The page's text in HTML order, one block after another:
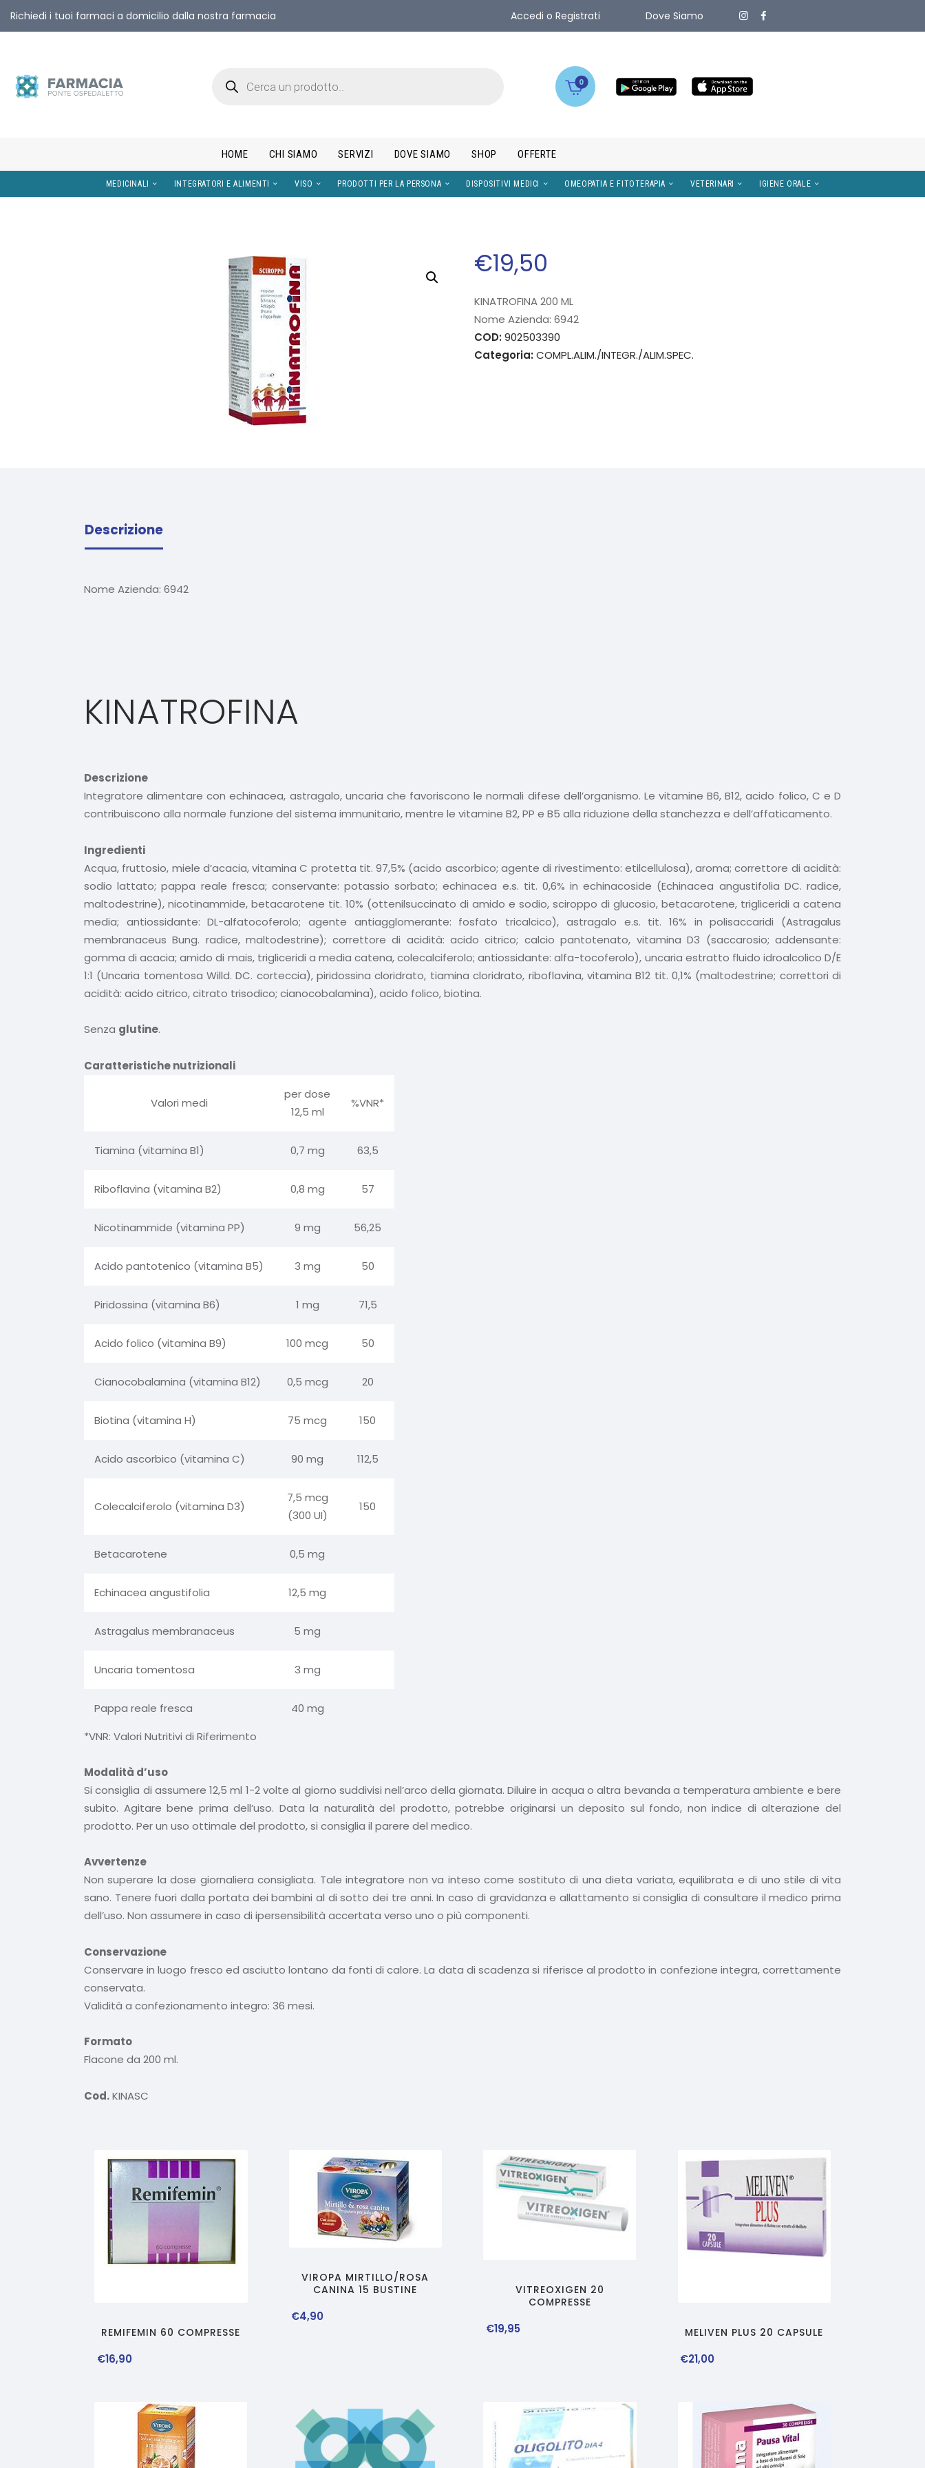
Richiedi i tuoi farmaci a domicilio dalla nostra farmacia Accedi o Registrati Dove Siamo
0
HOME CHI SIAMO SERVIZI DOVE SIAMO SHOP OFFERTE
€19,50
KINATROFINA 200 ML
Nome Azienda:6942
COD:902503390
Categoria:COMPL.ALIM./INTEGR./ALIM.SPEC.
Descrizione
Nome Azienda: 6942
KINATROFINA
Descrizione
Integratore alimentare con echinacea, astragalo, uncaria che favoriscono le normali difese dell’organismo. Le vitamine B6, B12, acido folico, C e D
contribuiscono alla normale funzione del sistema immunitario, mentre le vitamine B2, PP e B5 alla riduzione della stanchezza e dell’affaticamento.
Ingredienti
Acqua, fruttosio, miele d’acacia, vitamina C protetta tit. 97,5% (acido ascorbico; agente di rivestimento: etilcellulosa), aroma; correttore di acidità:
sodio lattato; pappa reale fresca; conservante: potassio sorbato; echinacea e.s. tit. 0,6% in echinacoside (Echinacea angustifolia DC. radice,
maltodestrine), nicotinammide, betacarotene tit. 10% (ottenilsuccinato di amido e sodio, sciroppo di glucosio, betacarotene, trigliceridi a catena
media; antiossidante: DL-alfatocoferolo; agente antiagglomerante: fosfato tricalcico), astragalo e.s. tit. 16% in polisaccaridi (Astragalus
membranaceus Bung. radice, maltodestrine); correttore di acidità: acido citrico; calcio pantotenato, vitamina D3 (saccarosio; addensante:
gomma di acacia; amido di mais, trigliceridi a media catena, colecalciferolo; antiossidante: alfa-tocoferolo), uncaria estratto fluido idroalcolico D/E
1:1 (Uncaria tomentosa Willd. DC. corteccia), piridossina cloridrato, tiamina cloridrato, riboflavina, vitamina B12 tit. 0,1% (maltodestrine; correttori di
acidità: acido citrico, citrato trisodico; cianocobalamina), acido folico, biotina.
Senza glutine.
Caratteristiche nutrizionali
Valori medi
per dose
12,5 ml
%VNR*
Tiamina (vitamina B1) 0,7 mg 63,5
Riboflavina (vitamina B2) 0,8 mg 57
Nicotinammide (vitamina PP) 9 mg 56,25
Acido pantotenico (vitamina B5) 3 mg 50
Piridossina (vitamina B6) 1 mg 71,5
Acido folico (vitamina B9) 100 mcg 50
Cianocobalamina (vitamina B12) 0,5 mcg 20
Biotina (vitamina H) 75 mcg 150
Acido ascorbico (vitamina C) 90 mg 112,5
Colecalciferolo (vitamina D3)
7,5 mcg
(300 UI)
150
Betacarotene 0,5 mg
Echinacea angustifolia 12,5 mg
Astragalus membranaceus 5 mg
Uncaria tomentosa 3 mg
Pappa reale fresca
40 mg
*VNR: Valori Nutritivi di Riferimento
Modalità d’uso
Si consiglia di assumere 12,5 ml 1-2 volte al giorno suddivisi nell’arco della giornata. Diluire in acqua o altra bevanda a temperatura ambiente e bere
subito. Agitare bene prima dell’uso. Data la naturalità del prodotto, potrebbe originarsi un deposito sul fondo, non indice di alterazione del
prodotto. Per un uso ottimale del prodotto, si consiglia il parere del medico.
Avvertenze
Non superare la dose giornaliera consigliata. Tale integratore non va inteso come sostituto di una dieta variata, equilibrata e di uno stile di vita
sano. Tenere fuori dalla portata dei bambini al di sotto dei tre anni. In caso di gravidanza e allattamento si consiglia di consultare il medico prima
dell’uso. Non assumere in caso di ipersensibilità accertata verso uno o più componenti.
Conservazione
Conservare in luogo fresco ed asciutto lontano da fonti di calore. La data di scadenza si riferisce al prodotto in confezione integra, correttamente
conservata.
Validità a confezionamento integro: 36 mesi.
Formato
Flacone da 200 ml.
Cod.KINASC
REMIFEMIN 60 COMPRESSE
€16,90
VIROPA MIRTILLO/ROSA
CANINA 15 BUSTINE
€4,90
VITREOXIGEN 20
COMPRESSE
€19,95 MELIVEN PLUS 20 CAPSULE
€21,00